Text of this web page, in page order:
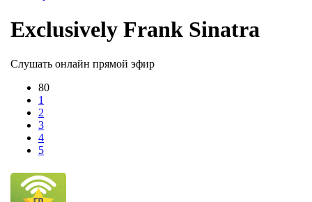
Exclusively Frank Sinatra
Слушать онлайн прямой эфир
80
1
2
3
4
5